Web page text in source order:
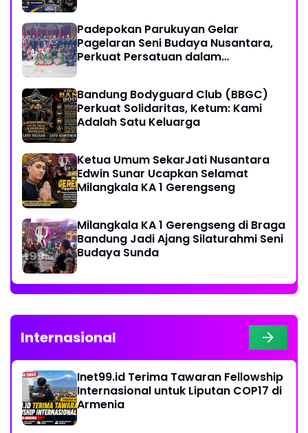
Padepokan Parukuyan Gelar
Pagelaran Seni Budaya Nusantara,
Perkuat Persatuan dalam
Bandung Bodyguard Club (BBGC)
Perkuat Solidaritas, Ketum: Kami
Adalah Satu Keluarga
Ketua Umum SekarJati Nusantara
Edwin Sunar Ucapkan Selamat
Milangkala KA 1 Gerengseng
Milangkala KA 1 Gerengseng di Braga
Bandung Jadi Ajang Silaturahmi Seni
Budaya Sunda
Internasional
Inet99.id Terima Tawaran Fellowship
Internasional untuk Liputan COP17 di
Armenia